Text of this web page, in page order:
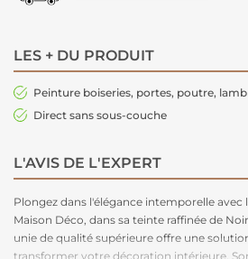
LES + DU PRODUIT
Peinture boiseries, portes, poutre,
Direct sans sous-couche
L'AVIS DE L'EXPERT
Plongez dans l'élégance intemporelle avec
Maison Déco, dans sa teinte raffinée de
unie de qualité supérieure offre une
transformer votre décoration intérieure.